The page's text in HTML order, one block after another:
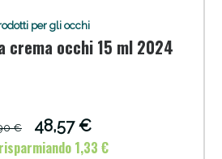
per gli occhi
crema occhi 15 ml 2024
€
48,57 €
1,33 €